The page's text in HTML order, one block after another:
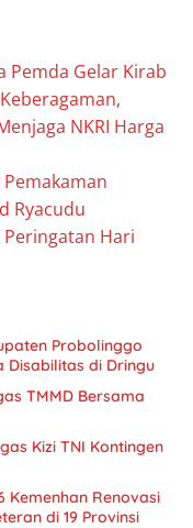
Pemda Gelar Kirab
NKRI Harga
Ryacudu
Hari
Probolinggo
Disabilitas di Dringu
TMMD Bersama
Kizi TNI Kontingen
Kemenhan Renovasi
di 19 Provinsi